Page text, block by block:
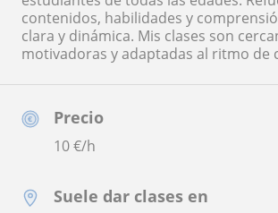
Precio
10€/h
Suele dar clases en
contenidos, habilidades y
clara y dinámica. Mis clases son
motivadoras y adaptadas al ritmo de